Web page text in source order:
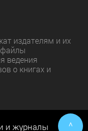
издателям и их
ведения
о книгах и
и журналы ^